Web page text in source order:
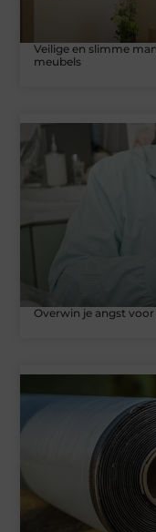
Veilige en slimme
meubels
Overwin je angst